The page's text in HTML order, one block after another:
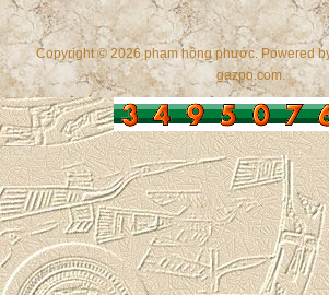
Copyright © 2026 phạm hồng phước. Powered
gazpo.com.